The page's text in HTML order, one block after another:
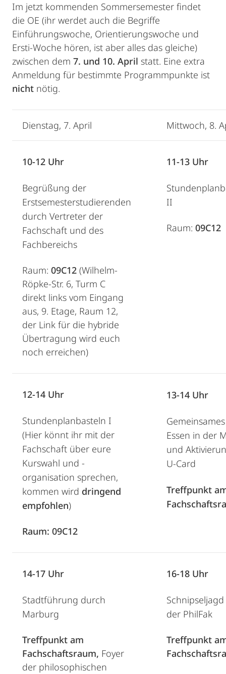
Im jetzt kommenden Sommersemester findet
die OE (ihr werdet auch die Begriffe
Einführungswoche, Orientierungswoche und
Ersti-Woche hören, ist aber alles das gleiche)
zwischen dem 7. und 10. April statt. Eine extra
Anmeldung für bestimmte Programmpunkte ist
nicht nötig.
Dienstag, 7. April Mittwoch, 8.
10-12 Uhr
Begrüßung der
Erstsemesterstudierenden
durch Vertreter der
Fachschaft und des
Fachbereichs
Raum: 09C12 (Wilhelm-
Röpke-Str. 6, Turm C
direkt links vom Eingang
aus, 9. Etage, Raum 12,
der Link für die hybride
Übertragung wird euch
noch erreichen)
11-13 Uhr
II
Raum: 09C12
12-14 Uhr
Stundenplanbasteln I
(Hier könnt ihr mit der
Fachschaft über eure
Kurswahl und -
organisation sprechen,
kommen wird dringend
empfohlen)
Raum: 09C12
13-14 Uhr
Gemeinsames
Essen in der
und
U-Card
Treffpunkt
14-17 Uhr
Stadtführung durch
Marburg
Treffpunkt am
Fachschaftsraum, Foyer
der philosophischen
16-18 Uhr
der PhilFak
Treffpunkt